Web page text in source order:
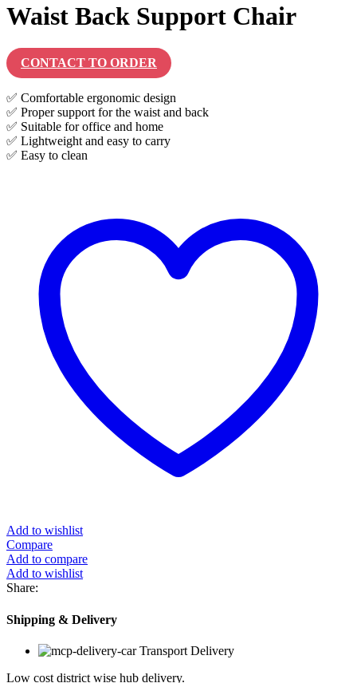
Waist Back Support Chair
CONTACT TO ORDER
✅ Comfortable ergonomic design
✅ Proper support for the waist and back
✅ Suitable for office and home
✅ Lightweight and easy to carry
✅ Easy to clean
Add to wishlist
Compare
Add to compare
Add to wishlist
Share:
Shipping & Delivery
Transport Delivery
Low cost district wise hub delivery.